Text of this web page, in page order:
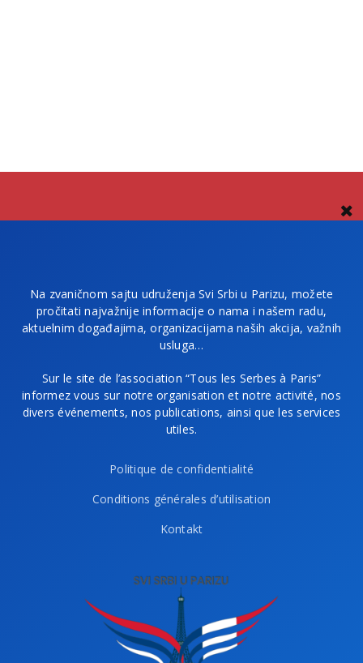
Na zvaničnom sajtu udruženja Svi Srbi u Parizu, možete
pročitati najvažnije informacije o nama i našem radu,
aktuelnim događajima, organizacijama naših akcija, važnih
usluga…
Sur le site de l’association “Tous les Serbes à Paris”
informez vous sur notre organisation et notre activité, nos
divers événements, nos publications, ainsi que les services
utiles.
Politique de confidentialité
Conditions générales d’utilisation
Kontakt